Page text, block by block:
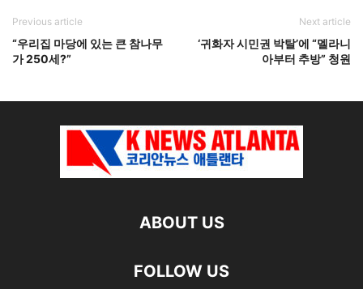
Previous article
“우리집 마당에 있는 큰 참나무
가 250세?”
Next article
‘귀화자 시민권 박탈’에 “멜라니
아부터 추방” 청원
ABOUT US
FOLLOW US